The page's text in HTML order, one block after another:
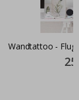
Wandtattoo -